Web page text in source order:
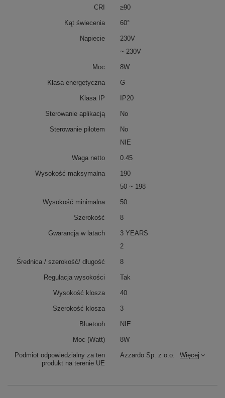
Podmiot odpowiedzialny za ten
produkt na terenie UE
Azzardo Sp. z o.o. Więcej
CRI ≥90
Kąt świecenia 60°
Napiecie
230V
~ 230V
Moc 8W
Klasa energetyczna G
Klasa IP IP20
Sterowanie aplikacją No
Sterowanie pilotem
No
NIE
Waga netto 0.45
Wysokość maksymalna
190
50 ~ 198
Wysokość minimalna 50
Szerokość 8
Gwarancja w latach
3 YEARS
2
Średnica / szerokość/ długość 8
Regulacja wysokości Tak
Wysokość klosza 40
Szerokość klosza 3
Bluetooh NIE
Moc (Watt) 8W